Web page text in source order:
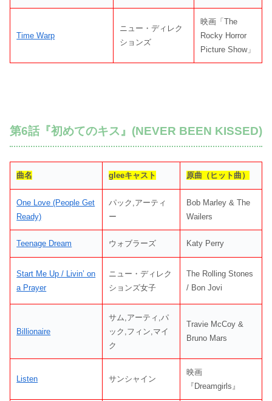
Time Warp
ニュー・ディレク
ションズ
映画「The
Rocky Horror
Picture Show」
第6話『初めてのキス』(NEVER BEEN KISSED)
曲名 gleeキャスト 原曲（ヒット曲）
One Love (People Get
Ready)
パック,アーティ
ー
Bob Marley & The
Wailers
Teenage Dream ウォブラーズ Katy Perry
Start Me Up / Livin’ on
a Prayer
ニュー・ディレク
ションズ女子
The Rolling Stones
/ Bon Jovi
Billionaire
サム,アーティ,パ
ック,フィン,マイ
ク
Travie McCoy &
Bruno Mars
Listen サンシャイン
映画
『Dreamgirls』